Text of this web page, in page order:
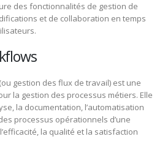
des fonctionnalités de gestion de
et de collaboration en temps
gestion des flux de travail) est une
la gestion des processus métiers. Elle
la documentation, l’automatisation
processus opérationnels d’une
la qualité et la satisfaction